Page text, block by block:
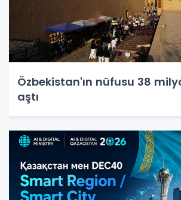
Özbekistan'ın nüfusu 38
aştı